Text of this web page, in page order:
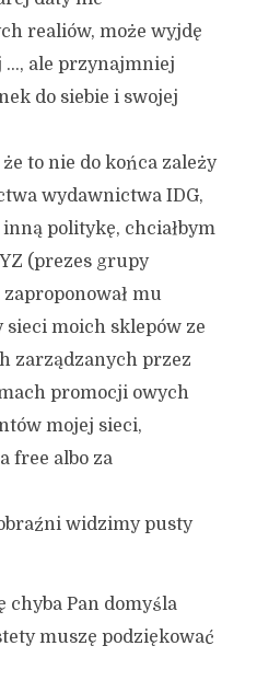
realiów, może wyjdę
…, ale przynajmniej
do siebie i swojej
to nie do końca zależy
wydawnictwa IDG,
politykę, chciałbym
(prezes grupy
mu
moich sklepów ze
zarządzanych przez
promocji owych
mojej sieci,
free albo za
widzimy pusty
chyba Pan domyśla
muszę podziękować